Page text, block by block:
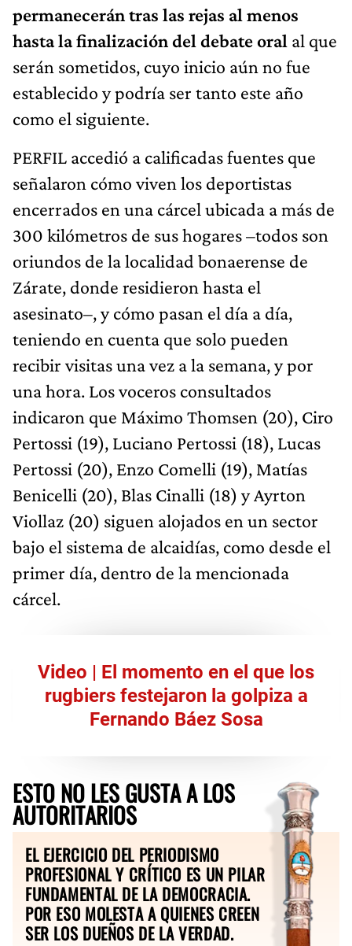
permanecerán tras las rejas al menos
hasta la finalización del debate oral al que
serán sometidos, cuyo inicio aún no fue
establecido y podría ser tanto este año
como el siguiente.
PERFIL accedió a calificadas fuentes que
señalaron cómo viven los deportistas
encerrados en una cárcel ubicada a más de
300 kilómetros de sus hogares –todos son
oriundos de la localidad bonaerense de
Zárate, donde residieron hasta el
asesinato–, y cómo pasan el día a día,
teniendo en cuenta que solo pueden
recibir visitas una vez a la semana, y por
una hora. Los voceros consultados
indicaron que Máximo Thomsen (20), Ciro
Pertossi (19), Luciano Pertossi (18), Lucas
Pertossi (20), Enzo Comelli (19), Matías
Benicelli (20), Blas Cinalli (18) y Ayrton
Viollaz (20) siguen alojados en un sector
bajo el sistema de alcaidías, como desde el
primer día, dentro de la mencionada
cárcel.
Video | El momento en el que los
rugbiers festejaron la golpiza a
Fernando Báez Sosa
ESTO NO LES GUSTA A LOS
AUTORITARIOS
EL EJERCICIO DEL PERIODISMO
PROFESIONAL Y CRÍTICO ES UN PILAR
FUNDAMENTAL DE LA DEMOCRACIA.
POR ESO MOLESTA A QUIENES CREEN
SER LOS DUEÑOS DE LA VERDAD.